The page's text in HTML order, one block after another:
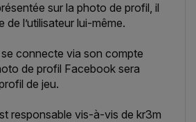
sur la photo de profil, il
de l’utilisateur lui-même.
se connecte via son compte
de profil Facebook sera
de jeu.
responsable vis-à-vis de kr3m